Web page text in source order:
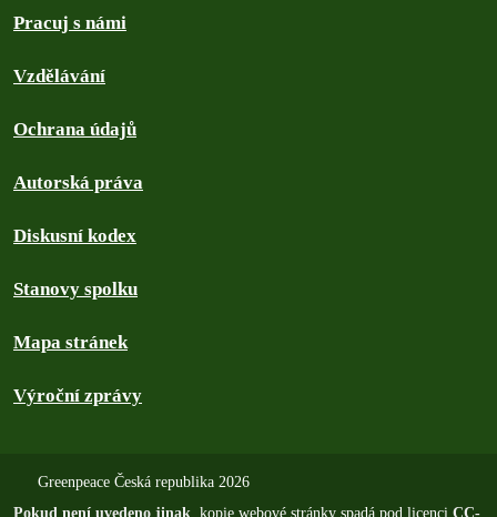
Pracuj s námi
Vzdělávání
Ochrana údajů
Autorská práva
Diskusní kodex
Stanovy spolku
Mapa stránek
Výroční zprávy
Greenpeace Česká republika 2026
Pokud není uvedeno jinak , kopie webové stránky spadá pod licenci CC-